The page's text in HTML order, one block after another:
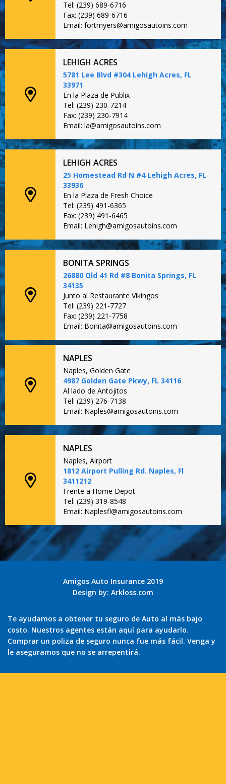
Tel: (239) 689-6716
Fax: (239) 689-6716
Email: fortmyers@amigosautoins.com
LEHIGH ACRES
5781 Lee Blvd #304 Lehigh Acres, FL
33971
En la Plaza de Publix
Tel: (239) 230-7214
Fax: (239) 230-7914
Email: la@amigosautoins.com
LEHIGH ACRES
25 Homestead Rd N #4 Lehigh Acres, FL
33936
En la Plaza de Fresh Choice
Tel: (239) 491-6365
Fax: (239) 491-6465
Email: Lehigh@amigosautoins.com
BONITA SPRINGS
26880 Old 41 Rd #8 Bonita Springs, FL
34135
Junto al Restaurante Vikingos
Tel: (239) 221-7727
Fax: (239) 221-7758
Email: Bonita@amigosautoins.com
NAPLES
Naples, Golden Gate
4987 Golden Gate Pkwy, FL 34116
Al lado de Antojitos
Tel: (239) 276-7138
Email: Naples@amigosautoins.com
NAPLES
Naples, Airport
1812 Airport Pulling Rd. Naples, Fl
3411212
Frente a Home Depot
Tel: (239) 319-8548
Email: Naplesfl@amigosautoins.com
Amigos Auto Insurance 2019
Design by: Arkloss.com
Te ayudamos a obtener tu seguro de Auto al más bajo
costo. Nuestros agentes están aquí para ayudarlo.
Comprar un poliza de seguro nunca fue más fácil. Venga y
le aseguramos que no se arrepentirá.